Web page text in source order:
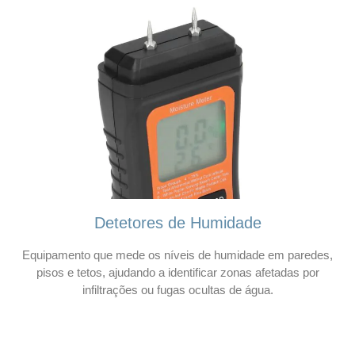
Detetores de Humidade
Equipamento que mede os níveis de humidade em paredes,
pisos e tetos, ajudando a identificar zonas afetadas por
infiltrações ou fugas ocultas de água.